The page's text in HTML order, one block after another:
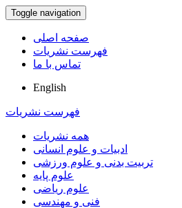
Toggle navigation
صفحه اصلی
فهرست نشریات
تماس با ما
English
فهرست نشریات
همه نشریات
ادبیات و علوم انسانی
تربیت بدنی و علوم ورزشی
علوم پایه
علوم ریاضی
فنی و مهندسی